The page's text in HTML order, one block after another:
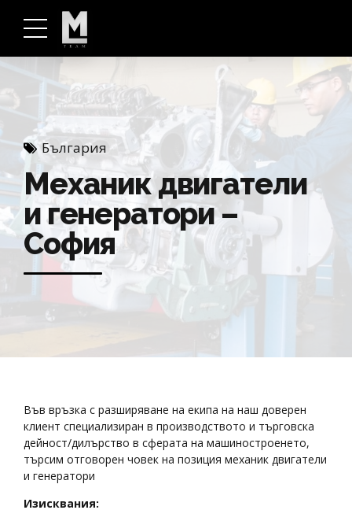
България
Механик двигатели
и генератори –
София
Във връзка с разширяване на екипа на наш доверен
клиент специализиран в производството и търговска
дейност/дилърство в сферата на машиностроенето,
търсим отговорен човек на позиция механик двигатели
и генератори
Изисквания: